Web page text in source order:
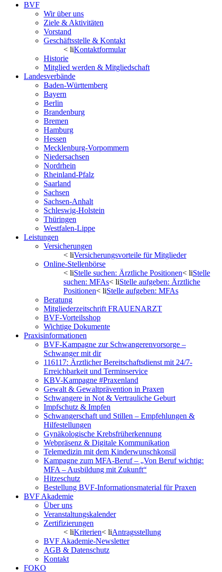
BVF
Wir über uns
Ziele & Aktivitäten
Vorstand
Geschäftsstelle & Kontakt
< liKontaktformular
Historie
Mitglied werden & Mitgliedschaft
Landesverbände
Baden-Württemberg
Bayern
Berlin
Brandenburg
Bremen
Hamburg
Hessen
Mecklenburg-Vorpommern
Niedersachsen
Nordrhein
Rheinland-Pfalz
Saarland
Sachsen
Sachsen-Anhalt
Schleswig-Holstein
Thüringen
Westfalen-Lippe
Leistungen
Versicherungen
< liVersicherungsvorteile für Mitglieder
Online-Stellenbörse
< liStelle suchen: Ärztliche Positionen< liStelle
suchen: MFAs< liStelle aufgeben: Ärztliche
Positionen< liStelle aufgeben: MFAs
Beratung
Mitgliederzeitschrift FRAUENARZT
BVF-Vorteilsshop
Wichtige Dokumente
Praxisinformationen
BVF-Kampagne zur Schwangerenvorsorge –
Schwanger mit dir
116117: Ärztlicher Bereitschaftsdienst mit 24/7-
Erreichbarkeit und Terminservice
KBV-Kampagne #Praxenland
Gewalt & Gewaltprävention in Praxen
Schwangere in Not & Vertrauliche Geburt
Impfschutz & Impfen
Schwangerschaft und Stillen – Empfehlungen &
Hilfestellungen
Gynäkologische Krebsfrüherkennung
Webpräsenz & Digitale Kommunikation
Telemedizin mit dem Kinderwunschkonsil
Kampagne zum MFA-Beruf – „Von Beruf wichtig:
MFA – Ausbildung mit Zukunft“
Hitzeschutz
Bestellung BVF-Informationsmaterial für Praxen
BVF Akademie
Über uns
Veranstaltungskalender
Zertifizierungen
< liKriterien< liAntragsstellung
BVF Akademie-Newsletter
AGB & Datenschutz
Kontakt
FOKO